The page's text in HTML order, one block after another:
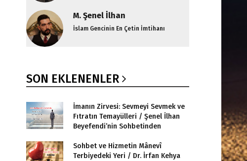
M. Şenel İlhan
İslam Gencinin En Çetin İmtihanı
SON EKLENENLER
İmanın Zirvesi: Sevmeyi Sevmek ve
Fıtratın Temayülleri / Şenel İlhan
Beyefendi’nin Sohbetinden
Sohbet ve Hizmetin Mânevî
Terbiyedeki Yeri / Dr. İrfan Kehya